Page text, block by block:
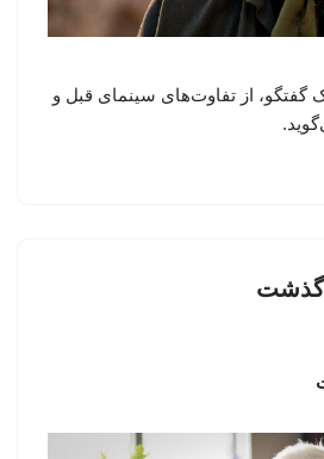
گفتگو، از تفاوت‌های سینمای قبل و